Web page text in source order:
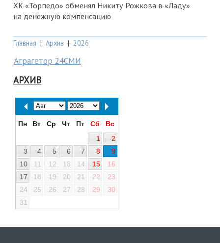
ХК «Торпедо» обменял Никиту Рожкова в «Ладу»
на денежную компенсацию
Главная | Архив | 2026
Аграгетор 24СМИ
АРХИВ
Пн Вт Ср Чт Пт Сб
Вс
1
2
3
4 5 6 7 8
9
10
11 12 13 14 15
16
17
18 19 20 21 22
23
24
25 26 27 28 29
30
31